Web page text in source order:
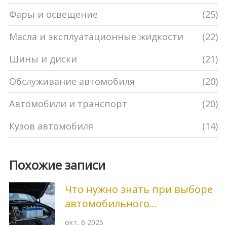
Фары и освещение
(25)
Масла и эксплуатационные жидкости
(22)
Шины и диски
(21)
Обслуживание автомобиля
(20)
Автомобили и транспорт
(20)
Кузов автомобиля
(14)
Похожие записи
Что нужно знать при выборе
автомобильного
аккумулятора
окт, 6 2025